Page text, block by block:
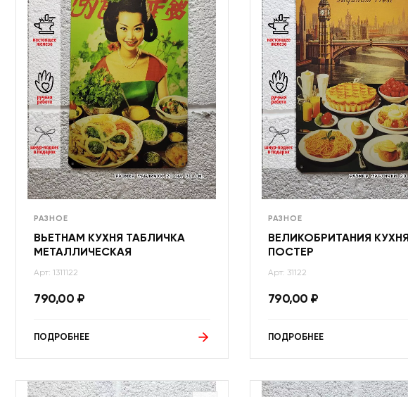
РАЗНОЕ
ВЬЕТНАМ КУХНЯ ТАБЛИЧКА
МЕТАЛЛИЧЕСКАЯ
Арт: 1311122
790,00 ₽
ПОДРОБНЕЕ
РАЗНОЕ
ВЕЛИКОБРИТАНИЯ КУХНЯ
ПОСТЕР
Арт: 31122
790,00 ₽
ПОДРОБНЕЕ